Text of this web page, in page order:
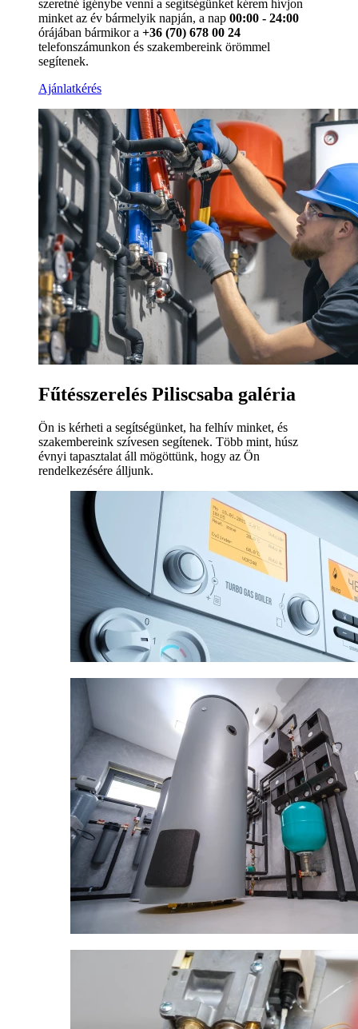
szeretné igénybe venni a segítségünket kérem hívjon
minket az év bármelyik napján, a nap 00:00 - 24:00
órájában bármikor a +36 (70) 678 00 24
telefonszámunkon és szakembereink örömmel
segítenek.
Ajánlatkérés
Fűtésszerelés Piliscsaba galéria
Ön is kérheti a segítségünket, ha felhív minket, és
szakembereink szívesen segítenek. Több mint, húsz
évnyi tapasztalat áll mögöttünk, hogy az Ön
rendelkezésére álljunk.